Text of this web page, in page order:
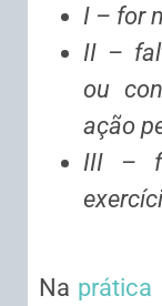
I – for
II –
ou
ação
III –
Na prática